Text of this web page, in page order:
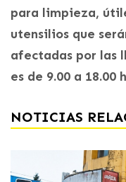
para limpieza,
utensilios que
afectadas por las
es de 9.00 a 18.00
NOTICIAS